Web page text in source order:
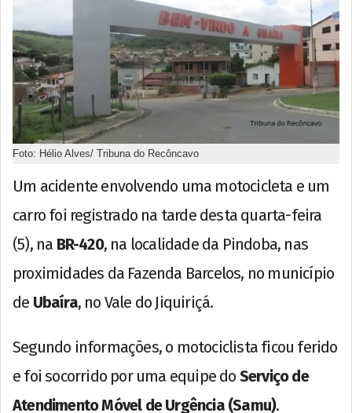
Foto: Hélio Alves/ Tribuna do Recôncavo
Um acidente envolvendo uma motocicleta e um
carro foi registrado na tarde desta quarta-feira
(5), na BR-420, na localidade da Pindoba, nas
proximidades da Fazenda Barcelos, no município
de Ubaíra, no Vale do Jiquiriçá.
Segundo informações, o motociclista ficou ferido
e foi socorrido por uma equipe do Serviço de
Atendimento Móvel de Urgência (Samu).